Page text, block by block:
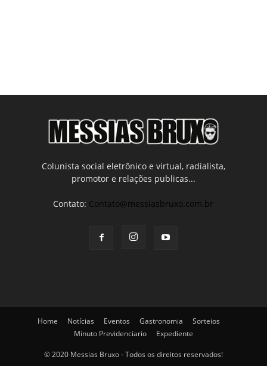
Colunista social eletrônico e virtual, radialista,
promotor e relações publicas...
Contato: Contato@messiasbruxo.com.br
Home Notícias Eventos Gastronomia
Sorteios
Minuto Previdenciario
Expediente
© 2020 Messias Bruxo - Todos os direitos reservados!